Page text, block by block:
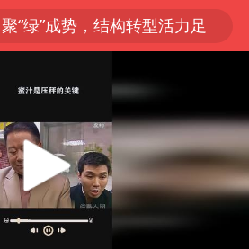
聚“绿”成势，结构转型活力足
多地要求领导干部带头休假
四川资阳市原市长王善平被判11年
金饰克价大幅跳涨
24小时不关空调 电费会更低吗